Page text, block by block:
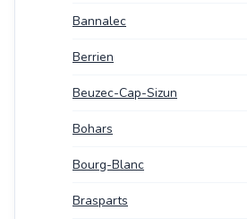
Bannalec
Berrien
Beuzec-Cap-Sizun
Bohars
Bourg-Blanc
Brasparts